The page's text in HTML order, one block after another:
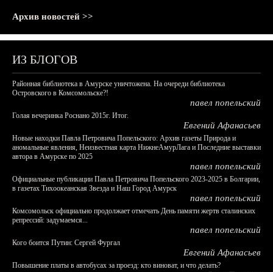
Архив новостей >>
ИЗ БЛОГОВ
Районная библиотека в Амурске уничтожена. На очереди библиотека
Островского в Комсомольске?!
павел попельский
Голая вечеринка Роснано 2015г. Итог.
Евгений Афанасьев
Новые находки Павла Петровича Попельского: Архив газеты Природа и
аномальные явления, Неизвестная карта НижнеАмурЛага и Последние выставки
автора в Амурске по 2025
павел попельский
Официальные публикации Павла Петровича Попельского 2023-2025 в Болгарии,
в газетах Тихоокеанская Звезда и Наш Город Амурск
павел попельский
Комсомольск официально продолжает отмечать День памяти жертв сталинских
репрессий: задумаемся...
павел попельский
Кого боится Путин: Сергей Фургал
Евгений Афанасьев
Повышение платы в автобусах за проезд: кто виноват, и что делать?